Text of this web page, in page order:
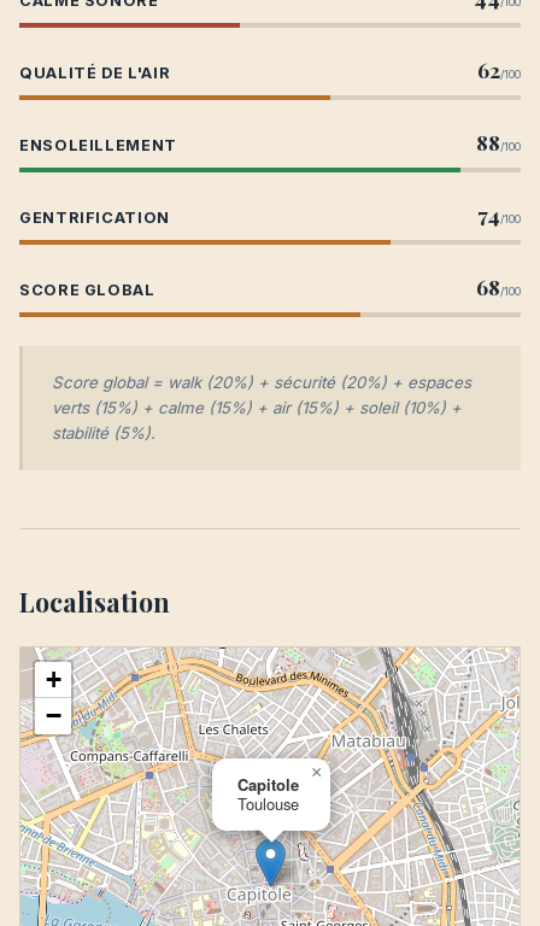
QUALITÉ DE L'AIR 62/100
ENSOLEILLEMENT 88/100
GENTRIFICATION 74/100
SCORE GLOBAL 68/100
Score global = walk (20%) + sécurité (20%) + espaces
verts (15%) + calme (15%) + air (15%) + soleil (10%) +
stabilité (5%).
Localisation
Capitole
Toulouse
×
+
−